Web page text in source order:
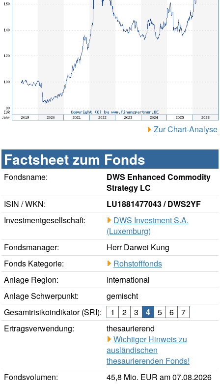
Zur Chart-Analyse
Factsheet zum Fonds
Fondsname:
DWS Enhanced Commodity
Strategy LC
ISIN / WKN:
LU1881477043 / DWS2YF
Investmentgesellschaft:
DWS Investment S.A.
(Luxemburg)
Fondsmanager:
Herr Darwei Kung
Fonds Kategorie:
Rohstofffonds
Anlage Region:
International
Anlage Schwerpunkt:
gemischt
Gesamtrisikoindikator (SRI):
1 2 3 4 5 6
7
Ertragsverwendung:
thesaurierend
Wichtiger Hinweis zu
ausländischen
thesaurierenden Fonds!
Fondsvolumen:
45,8 Mio. EUR am 07.08.2026